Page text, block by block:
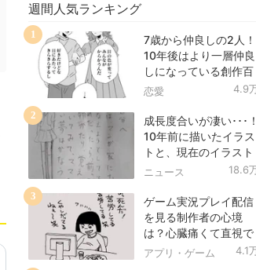
週間人気ランキング
7歳から仲良しの2人！
10年後はより一層仲良
しになっている創作百
合！
恋愛 4.9
1
成長度合いが凄い･･･！
10年前に描いたイラス
トと、現在のイラスト
を投稿したツイートが
ニュース 18.6
2
ゲーム実況プレイ配信
を見る制作者の心境
は？心臓痛くて直視で
きなかった！
アプリ・ゲーム 4.1
3